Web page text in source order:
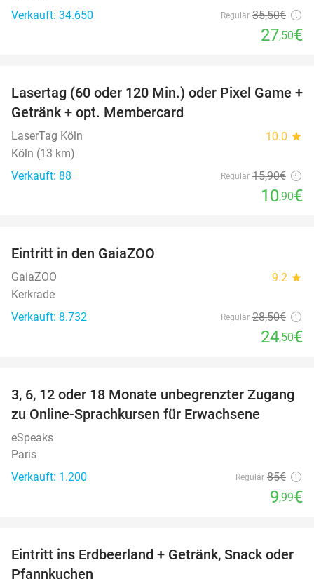
Verkauft: 34.650
Regulär 35,50€
27,50€
31%
Lasertag (60 oder 120 Min.) oder Pixel Game +
Getränk + opt. Membercard
LaserTag Köln 10.0 star
Köln (13 km)
Verkauft: 88
Regulär 15,90€
10,90€
Eintritt in den GaiaZOO
GaiaZOO 9.2 star
Kerkrade
Verkauft: 8.732
Regulär 28,50€
24,50€
88%
3, 6, 12 oder 18 Monate unbegrenzter Zugang
zu Online-Sprachkursen für Erwachsene
eSpeaks
Paris
Verkauft: 1.200
Regulär 85€
9,99€
47%
Eintritt ins Erdbeerland + Getränk, Snack oder
Pfannkuchen